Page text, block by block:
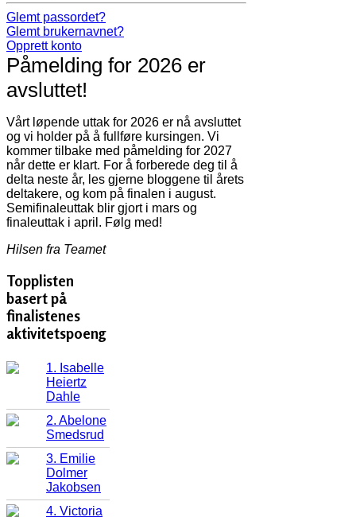
Glemt passordet?
Glemt brukernavnet?
Opprett konto
Påmelding for 2026 er
avsluttet!
Vårt løpende uttak for 2026 er nå avsluttet
og vi holder på å fullføre kursingen. Vi
kommer tilbake med påmelding for 2027
når dette er klart. For å forberede deg til å
delta neste år, les gjerne bloggene til årets
deltakere, og kom på finalen i august.
Semifinaleuttak blir gjort i mars og
finaleuttak i april. Følg med!
Hilsen fra Teamet
Topplisten
basert på
finalistenes
aktivitetspoeng
1. Isabelle
Heiertz
Dahle
2. Abelone
Smedsrud
3. Emilie
Dolmer
Jakobsen
4. Victoria